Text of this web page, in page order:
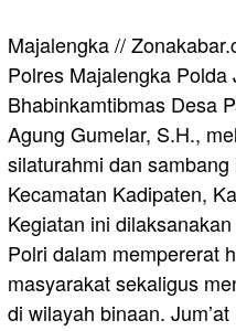
Majalengka //
Polres Majalengka Polda
Bhabinkamtibmas Desa
Agung Gumelar, S.H.,
silaturahmi dan
Kecamatan Kadipaten,
Kegiatan ini
Polri dalam mempererat
masyarakat sekaligus
di wilayah binaan.